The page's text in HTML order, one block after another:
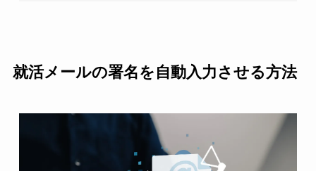
就活メールの署名を自動入力させる方法